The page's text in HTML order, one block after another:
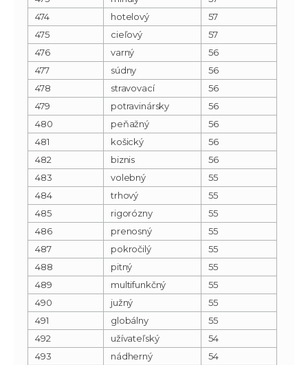
474
hotelový
57
475
cieľový
57
476
varný
56
477
súdny
56
478
stravovací
56
479
potravinársky
56
480
peňažný
56
481
košický
56
482
biznis
56
483
volebný
55
484
trhový
55
485
rigorózny
55
486
prenosný
55
487
pokročilý
55
488
pitný
55
489
multifunkčný
55
490
južný
55
491
globálny
55
492
užívateľský
54
493
nádherný
54